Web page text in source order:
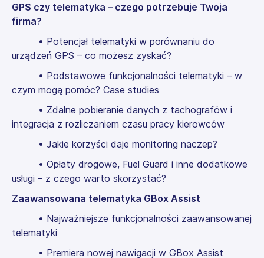
GPS czy telematyka – czego potrzebuje Twoja
firma?
• Potencjał telematyki w porównaniu do
urządzeń GPS – co możesz zyskać?
• Podstawowe funkcjonalności telematyki – w
czym mogą pomóc? Case studies
• Zdalne pobieranie danych z tachografów i
integracja z rozliczaniem czasu pracy kierowców
• Jakie korzyści daje monitoring naczep?
• Opłaty drogowe, Fuel Guard i inne dodatkowe
usługi – z czego warto skorzystać?
Zaawansowana telematyka GBox Assist
• Najważniejsze funkcjonalności zaawansowanej
telematyki
• Premiera nowej nawigacji w GBox Assist